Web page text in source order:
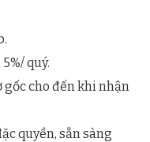
quý.
gốc cho đến khi nhận
quyền, sẵn sàng